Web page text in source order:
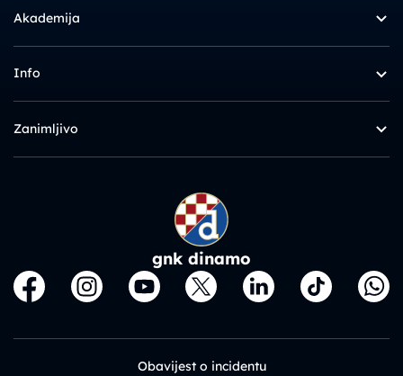
Akademija
Info
Zanimljivo
gnk dinamo
Obavijest o incidentu